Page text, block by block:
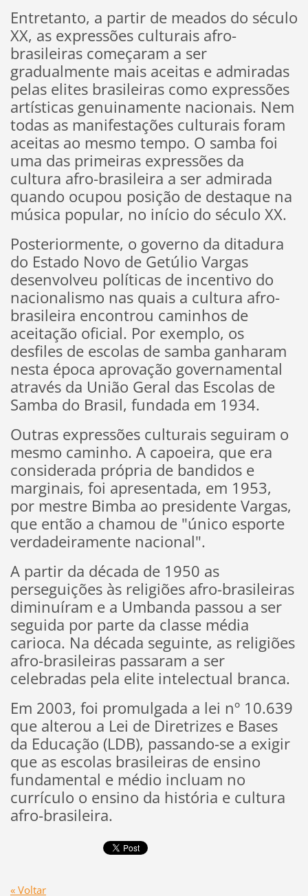
Entretanto, a partir de meados do século
XX, as expressões culturais afro-
brasileiras começaram a ser
gradualmente mais aceitas e admiradas
pelas elites brasileiras como expressões
artísticas genuinamente nacionais. Nem
todas as manifestações culturais foram
aceitas ao mesmo tempo. O samba foi
uma das primeiras expressões da
cultura afro-brasileira a ser admirada
quando ocupou posição de destaque na
música popular, no início do século XX.
Posteriormente, o governo da ditadura
do Estado Novo de Getúlio Vargas
desenvolveu políticas de incentivo do
nacionalismo nas quais a cultura afro-
brasileira encontrou caminhos de
aceitação oficial. Por exemplo, os
desfiles de escolas de samba ganharam
nesta época aprovação governamental
através da União Geral das Escolas de
Samba do Brasil, fundada em 1934.
Outras expressões culturais seguiram o
mesmo caminho. A capoeira, que era
considerada própria de bandidos e
marginais, foi apresentada, em 1953,
por mestre Bimba ao presidente Vargas,
que então a chamou de "único esporte
verdadeiramente nacional".
A partir da década de 1950 as
perseguições às religiões afro-brasileiras
diminuíram e a Umbanda passou a ser
seguida por parte da classe média
carioca. Na década seguinte, as religiões
afro-brasileiras passaram a ser
celebradas pela elite intelectual branca.
Em 2003, foi promulgada a lei nº 10.639
que alterou a Lei de Diretrizes e Bases
da Educação (LDB), passando-se a exigir
que as escolas brasileiras de ensino
fundamental e médio incluam no
currículo o ensino da história e cultura
afro-brasileira.
« Voltar